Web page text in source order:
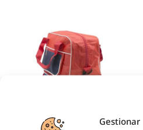
Gestionar
BOLSA MINITEAM